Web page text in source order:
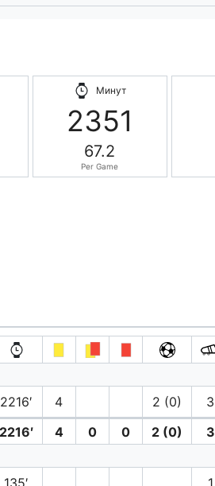
Минут
2351
67.2
Per Game
2216′ 4 2 (0) 3
2216′ 4 0 0 2 (0) 3
135′ 1